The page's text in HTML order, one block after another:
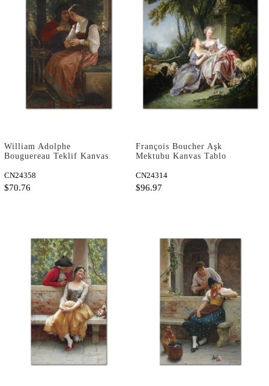
William Adolphe
Bouguereau Teklif Kanvas
CN24358
$70.76
François Boucher Aşk
Mektubu Kanvas Tablo
CN24314
$96.97